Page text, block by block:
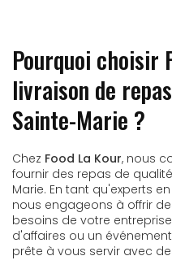
Pourquoi choisir
livraison de
Sainte-Marie ?
Chez Food La Kour, nous
fournir des repas de
Marie. En tant qu'experts en
nous engageons à offrir
besoins de votre
d'affaires ou un
prête à vous servir avec